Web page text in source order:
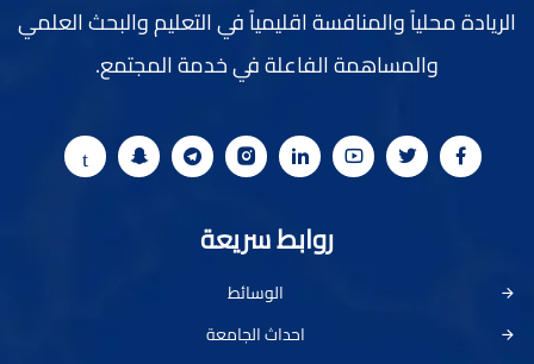
الريادة محلياً والمنافسة اقليمياً في التعليم والبحث العلمي
والمساهمة الفاعلة في خدمة المجتمع.
روابط سريعة
الوسائط
احداث الجامعة